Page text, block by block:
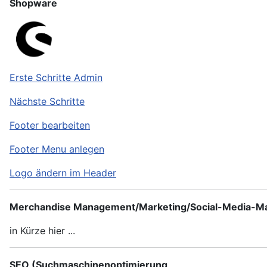
Shopware
Erste Schritte Admin
Nächste Schritte
Footer bearbeiten
Footer Menu anlegen
Logo ändern im Header
Merchandise Management/Marketing/Social-Media-
in Kürze hier ...